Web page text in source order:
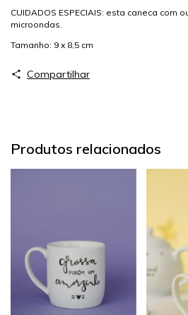
CUIDADOS ESPECIAIS: esta caneca com
microondas.
Tamanho: 9 x 8,5 cm
Compartilhar
Produtos relacionados